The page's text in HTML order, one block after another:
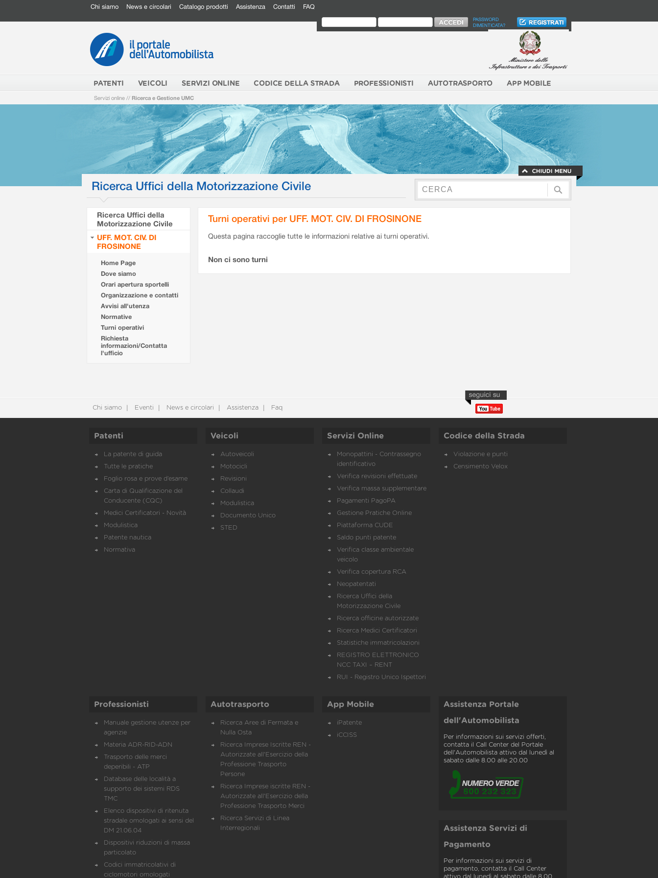
Chi siamo News e circolari Catalogo prodotti Assistenza Contatti FAQ
PASSWORD
DIMENTICATA?
PATENTI VEICOLI SERVIZI ONLINE CODICE DELLA STRADA PROFESSIONISTI AUTOTRASPORTO APP MOBILE
Servizi online // Ricerca e Gestione UMC
Ricerca Uffici della Motorizzazione Civile
Ricerca Uffici della
Motorizzazione Civile
UFF. MOT. CIV. DI
FROSINONE
Home Page
Dove siamo
Orari apertura sportelli
Organizzazione e contatti
Avvisi all'utenza
Normative
Turni operativi
Richiesta
informazioni/Contatta
l'ufficio
Turni operativi per UFF. MOT. CIV. DI FROSINONE
Questa pagina raccoglie tutte le informazioni relative ai turni operativi.
Non ci sono turni
Chi siamo Eventi News e circolari Assistenza Faq
Patenti
La patente di guida
Tutte le pratiche
Foglio rosa e prove d’esame
Carta di Qualificazione del
Conducente (CQC)
Medici Certificatori - Novità
Modulistica
Patente nautica
Normativa
Veicoli
Autoveicoli
Motocicli
Revisioni
Collaudi
Modulistica
Documento Unico
STED
Servizi Online
Monopattini - Contrassegno
identificativo
Verifica revisioni effettuate
Verifica massa supplementare
Pagamenti PagoPA
Gestione Pratiche Online
Piattaforma CUDE
Saldo punti patente
Verifica classe ambientale
veicolo
Verifica copertura RCA
Neopatentati
Ricerca Uffici della
Motorizzazione Civile
Ricerca officine autorizzate
Ricerca Medici Certificatori
Statistiche immatricolazioni
REGISTRO ELETTRONICO
NCC TAXI – RENT
RUI - Registro Unico Ispettori
Codice della Strada
Violazione e punti
Censimento Velox
Professionisti
Manuale gestione utenze per
agenzie
Materia ADR-RID-ADN
Trasporto delle merci
deperibili - ATP
Database delle località a
supporto dei sistemi RDS
TMC
Elenco dispositivi di ritenuta
stradale omologati ai sensi del
DM 21.06.04
Dispositivi riduzioni di massa
particolato
Codici immatricolativi di
ciclomotori omologati
Autotrasporto
Ricerca Aree di Fermata e
Nulla Osta
Ricerca Imprese Iscritte REN -
Autorizzate all'Esercizio della
Professione Trasporto
Persone
Ricerca Imprese iscritte REN -
Autorizzate all'Esercizio della
Professione Trasporto Merci
Ricerca Servizi di Linea
Interregionali
App Mobile
iPatente
iCCISS
Assistenza Portale
dell'Automobilista
Per informazioni sui servizi offerti,
contatta il Call Center del Portale
dell'Automobilista attivo dal lunedì al
sabato dalle 8.00 alle 20.00
Assistenza Servizi di
Pagamento
Per informazioni sui servizi di
pagamento, contatta il Call Center